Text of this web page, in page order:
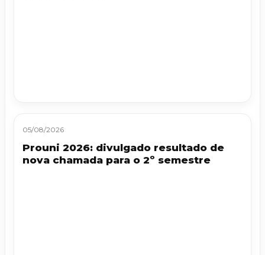
05/08/2026
Prouni 2026: divulgado resultado de
nova chamada para o 2º semestre